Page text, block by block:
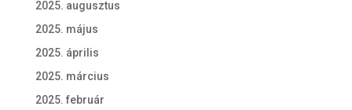
2025. augusztus
2025. május
2025. április
2025. március
2025. február